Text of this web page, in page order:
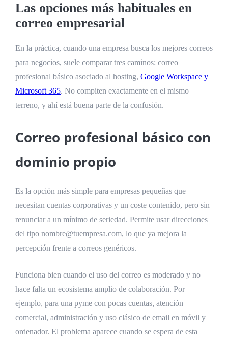
Las opciones más habituales en
correo empresarial
En la práctica, cuando una empresa busca los mejores correos
para negocios, suele comparar tres caminos: correo
profesional básico asociado al hosting, Google Workspace y
Microsoft 365. No compiten exactamente en el mismo
terreno, y ahí está buena parte de la confusión.
Correo profesional básico con
dominio propio
Es la opción más simple para empresas pequeñas que
necesitan cuentas corporativas y un coste contenido, pero sin
renunciar a un mínimo de seriedad. Permite usar direcciones
del tipo nombre@tuempresa.com, lo que ya mejora la
percepción frente a correos genéricos.
Funciona bien cuando el uso del correo es moderado y no
hace falta un ecosistema amplio de colaboración. Por
ejemplo, para una pyme con pocas cuentas, atención
comercial, administración y uso clásico de email en móvil y
ordenador. El problema aparece cuando se espera de esta